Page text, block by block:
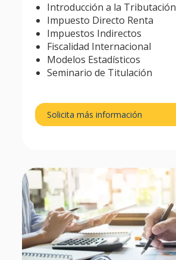
Introducción a la Tributación
Impuesto Directo Renta
Impuestos Indirectos
Fiscalidad Internacional
Modelos Estadísticos
Seminario de Titulación
Solicita más información